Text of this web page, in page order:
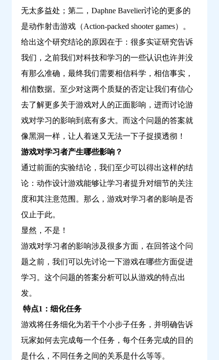
无太多益处；第二，Daphne Bavelier讨论的更多的
是动作射击游戏（Action-packed shooter games）。
给出这个研究结论的原因在于：很多实证研究告诉
我们，之前我们对科技和学习的一些认识也许并没
有那么准确，最终我们需要相信科学，相信事实，
相信数据。至少对这两个质疑的否定让我们有信心
去了解更多关于游戏对人的正面影响，进而讨论游
戏对学习的影响到底有多大。而这个问题的答案就
像黑洞一样，让人着迷又无法一下子捉摸透彻！
游戏对学习者产生哪些影响？
通过前面的实验结论，我们至少可以得出这样的结
论：动作设计游戏能够让学习者提升对细节的关注
度和其注意范围。那么，游戏对学习者的影响是否
仅止于此。
显然，不是！
游戏对学习者的影响涉及很多方面，在回答这个问
题之前，我们可以先讨论一下游戏在哪些方面促进
学习。这个问题的答案分析可以从游戏的特点出
发。
特点1：细化任务
游戏将任务细化为若干个小步子任务，并明确告诉
玩家如何去完成每一个任务，每个任务完成的目的
是什么，不同任务之间的关系是什么等等。